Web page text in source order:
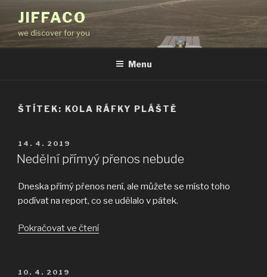
obsahu
webu
JIFFACO
we discover for you
Menu
ŠTÍTEK: KOLA RÁFKY PLÁŠTĚ
PUBLIKOVÁNO
14. 4. 2019
Nedělní přímyý přenos nebude
Dneska přímý přenos není, ale můžete se místo toho
podívat na report, co se udělalo v pátek.
Pokračovat ve čtení„Nedělní
PUBLIKOVÁNO
10. 4. 2019